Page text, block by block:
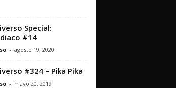
Special:
#14
- agosto 19, 2020
#324 – Pika Pika
- mayo 20, 2019